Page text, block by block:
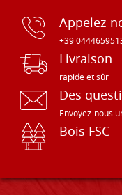
Appelez-
+39
Livraison
rapide et sûr
Des
Envoyez-nous
Bois FSC